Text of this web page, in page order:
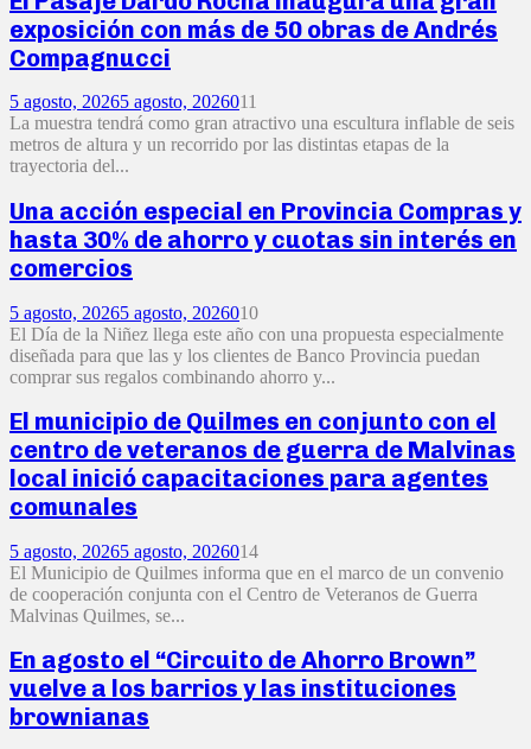
exposición con más de 50 obras de Andrés
Compagnucci
5 agosto, 20265 agosto, 2026011
La muestra tendrá como gran atractivo una escultura inflable de seis
metros de altura y un recorrido por las distintas etapas de la
trayectoria del...
Una acción especial en Provincia Compras y
hasta 30% de ahorro y cuotas sin interés en
comercios
5 agosto, 20265 agosto, 2026010
El Día de la Niñez llega este año con una propuesta especialmente
diseñada para que las y los clientes de Banco Provincia puedan
comprar sus regalos combinando ahorro y...
El municipio de Quilmes en conjunto con el
centro de veteranos de guerra de Malvinas
local inició capacitaciones para agentes
comunales
5 agosto, 20265 agosto, 2026014
El Municipio de Quilmes informa que en el marco de un convenio
de cooperación conjunta con el Centro de Veteranos de Guerra
Malvinas Quilmes, se...
En agosto el “Circuito de Ahorro Brown”
vuelve a los barrios y las instituciones
brownianas